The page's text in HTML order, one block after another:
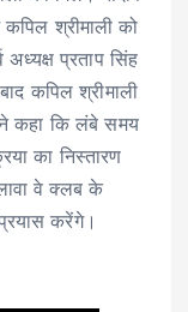
श्रीमाली को
अध्यक्ष प्रताप सिंह
कपिल श्रीमाली
कहा कि लंबे समय
का निस्तारण
वे क्लब के
करेंगे।